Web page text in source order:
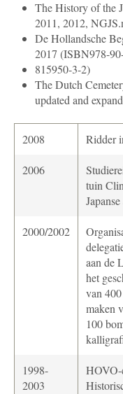
The History of the
2011, 2012,
De Hollandsche
2017 (ISBN978-
815950-3-2)
The Dutch
updated and
2008 Ridder
2006
tuin
2000/2002
aan de
het
van
maken
100
1998-
2003
HOVO-